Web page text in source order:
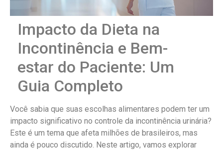
Impacto da Dieta na
Incontinência e Bem-
estar do Paciente: Um
Guia Completo
Você sabia que suas escolhas alimentares podem ter um
impacto significativo no controle da incontinência urinária?
Este é um tema que afeta milhões de brasileiros, mas
ainda é pouco discutido. Neste artigo, vamos explorar